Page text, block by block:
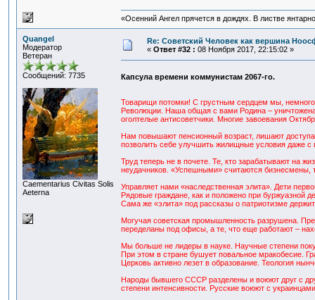
«Осенний Ангел прячется в дождях. В листве
Quangel
Модератор
Ветеран
Сообщений: 7735
Сaementarius Civitas Solis
Aeterna
Re: Советский Человек как вершина
« Ответ #32 : 08 Ноября 2017, 22:15:02 »
Капсула времени коммунистам 2067-го.
Товарищи потомки! С грустным сердцем мы,
Революции. Наша общая с вами Родина –
оголтелые антисоветчики. Многие завоевания
Нам повышают пенсионный возраст, лишают
позволить себе улучшить жилищные условия даже с
Труд теперь не в почете. Те, кто зарабатывают на
неудачников. «Успешными» считаются бизнесмены,
Управляет нами «наследственная элита». Дети
Рядовые граждане, как и положено при буржуазной
Сама же «элита» под рассказы о патриотизме
Могучая советская промышленность разрушена.
переделаны под офисы, а те, что еще работают –
Мы больше не лидеры в науке. Научные степени
При этом в стране бушует повальное мракобесие.
Церковь активно лезет в образование. Теология
Народы бывшего СССР разделены и воюют друг с
степени интенсивности. Русские воюют с